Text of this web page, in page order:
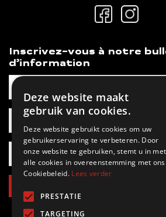
Inscrivez-vous à notre
d’information
Deze website maakt
gebruik van cookies.
Deze website gebruikt cookies om uw
gebruikerservaring te verbeteren. Door
onze website te gebruiken, stemt u in met
alle cookies in overeenstemming met ons
Cookiebeleid. Lees verder
PRESTATIE
TARGETING